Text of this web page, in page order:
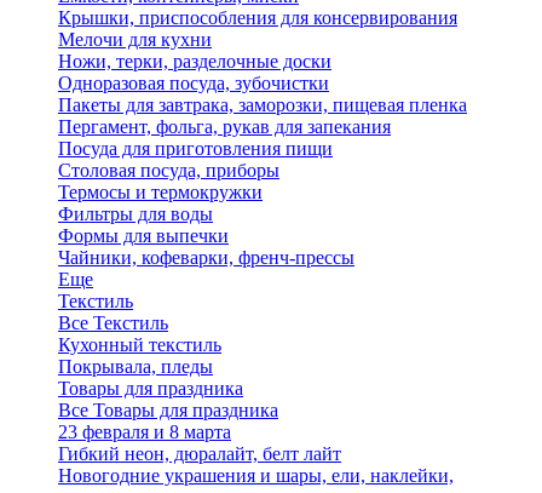
Крышки, приспособления для консервирования
Мелочи для кухни
Ножи, терки, разделочные доски
Одноразовая посуда, зубочистки
Пакеты для завтрака, заморозки, пищевая пленка
Пергамент, фольга, рукав для запекания
Посуда для приготовления пищи
Столовая посуда, приборы
Термосы и термокружки
Фильтры для воды
Формы для выпечки
Чайники, кофеварки, френч-прессы
Еще
Текстиль
Все Текстиль
Кухонный текстиль
Покрывала, пледы
Товары для праздника
Все Товары для праздника
23 февраля и 8 марта
Гибкий неон, дюралайт, белт лайт
Новогодние украшения и шары, ели, наклейки,